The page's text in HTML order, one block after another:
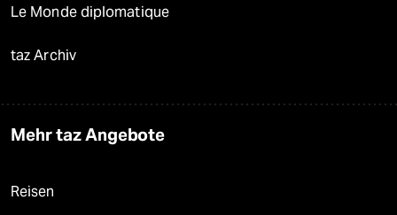
Le Monde diplomatique
taz Archiv
Mehr taz Angebote
Reisen